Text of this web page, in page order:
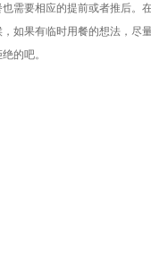
需要相应的提前或者推后。
如果有临时用餐的想法，尽
的吧。